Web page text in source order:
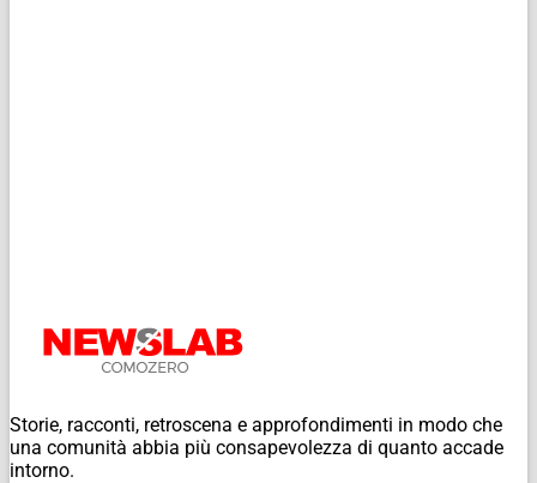
Storie, racconti, retroscena e approfondimenti in modo che
una comunità abbia più consapevolezza di quanto accade
intorno.